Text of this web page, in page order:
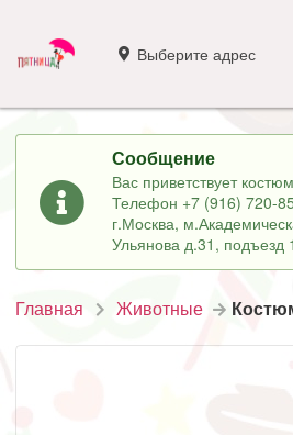
Выберите адрес
Сообщение
Вас приветствует
Телефон +7 (916) 720-
г.Москва,
Ульянова д.31,
Главная Животные